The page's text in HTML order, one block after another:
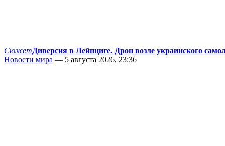
СюжетДиверсия в Лейпциге. Дрон возле украинского
Новости мира — 5 августа 2026, 23:36